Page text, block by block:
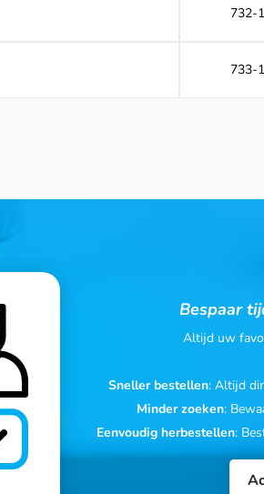
732-
733-
Bespaar
Altijd uw
Sneller bestellen: Altijd
Minder zoeken:
Eenvoudig herbestellen: